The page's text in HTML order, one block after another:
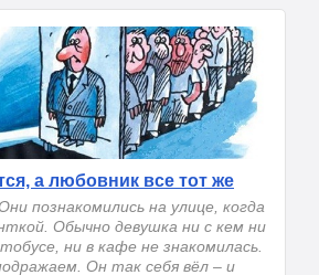
а любовник все тот же
познакомились на улице, когда
Обычно девушка ни с кем ни
ни в кафе не знакомилась.
Он так себя вёл – и